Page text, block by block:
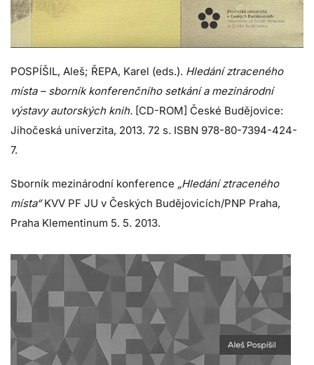
POSPÍŠIL, Aleš; ŘEPA, Karel (eds.). Hledání ztraceného
místa – sborník konferenčního setkání a mezinárodní
výstavy autorských knih. [CD-ROM] České Budějovice:
Jihočeská univerzita, 2013. 72 s. ISBN 978-80-7394-424-
7.
Sborník mezinárodní konference „Hledání ztraceného
místa“KVV PF JU v Českých Budějovicích/PNP Praha,
Praha Klementinum 5. 5. 2013.